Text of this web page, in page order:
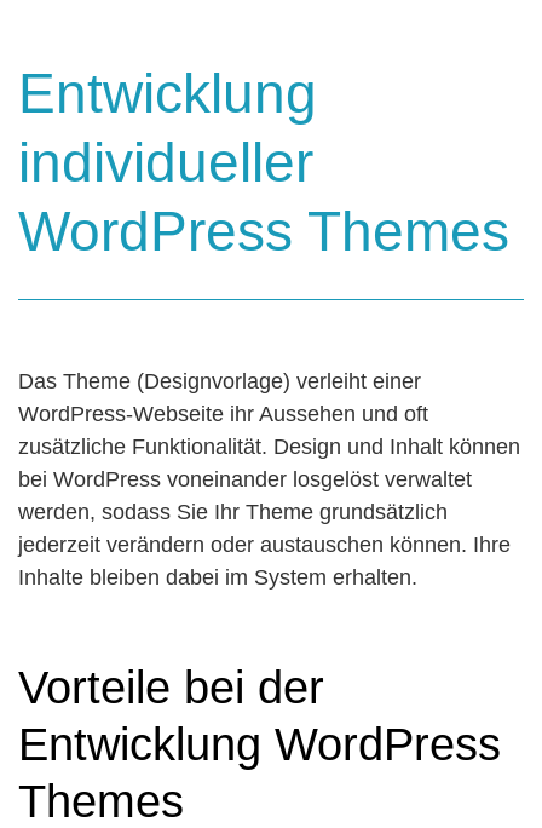
Entwicklung
individueller
WordPress Themes
Das Theme (Designvorlage) verleiht einer
WordPress-Webseite ihr Aussehen und oft
zusätzliche Funktionalität. Design und Inhalt können
bei WordPress voneinander losgelöst verwaltet
werden, sodass Sie Ihr Theme grundsätzlich
jederzeit verändern oder austauschen können. Ihre
Inhalte bleiben dabei im System erhalten.
Vorteile bei der
Entwicklung WordPress
Themes